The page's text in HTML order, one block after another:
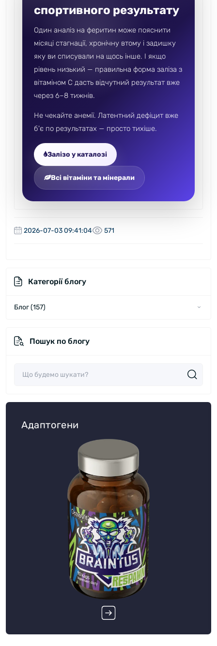
спортивного результату
Один аналіз на феритин може пояснити
місяці стагнації, хронічну втому і задишку
яку ви списували на щось інше. І якщо
рівень низький — правильна форма заліза з
вітаміном C дасть відчутний результат вже
через 6–8 тижнів.
Не чекайте анемії. Латентний дефіцит вже
б'є по результатах — просто тихіше.
Залізо у каталозі
Всі вітаміни та мінерали
2026-07-03 09:41:04 571
Категорії блогу
Блог (157)
Пошук по блогу
Адаптогени